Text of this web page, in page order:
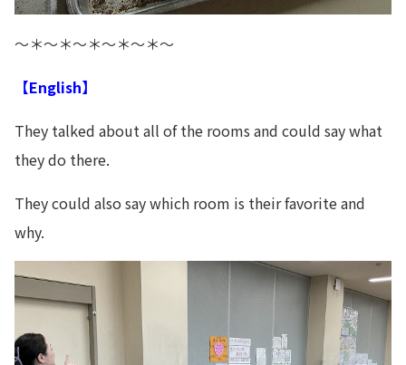
～＊～＊～＊～＊～＊～
【English】
They talked about all of the rooms and could say what
they do there.
They could also say which room is their favorite and
why.